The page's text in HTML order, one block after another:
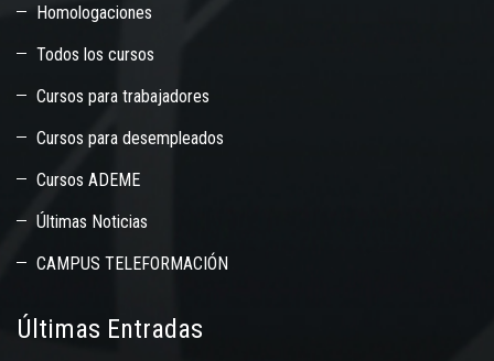
Homologaciones
Todos los cursos
Cursos para trabajadores
Cursos para desempleados
Cursos ADEME
Últimas Noticias
CAMPUS TELEFORMACIÓN
Últimas Entradas